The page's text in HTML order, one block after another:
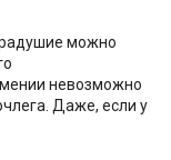
радушие можно
невозможно
Даже, если у